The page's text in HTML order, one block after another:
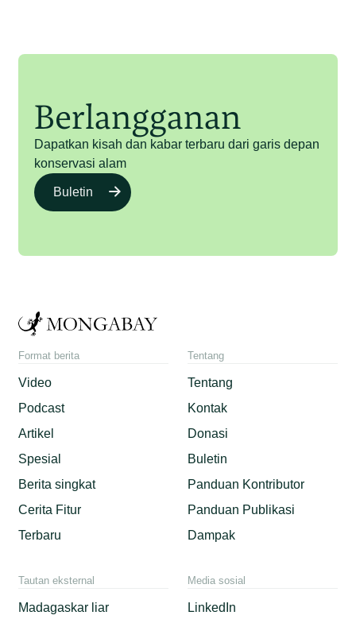
Berlangganan
Dapatkan kisah dan kabar terbaru dari garis depan
konservasi alam
Buletin
Format berita
Video
Podcast
Artikel
Spesial
Berita singkat
Cerita Fitur
Terbaru
Tentang
Tentang
Kontak
Donasi
Buletin
Panduan Kontributor
Panduan Publikasi
Dampak
Tautan eksternal
Madagaskar liar
Media sosial
LinkedIn